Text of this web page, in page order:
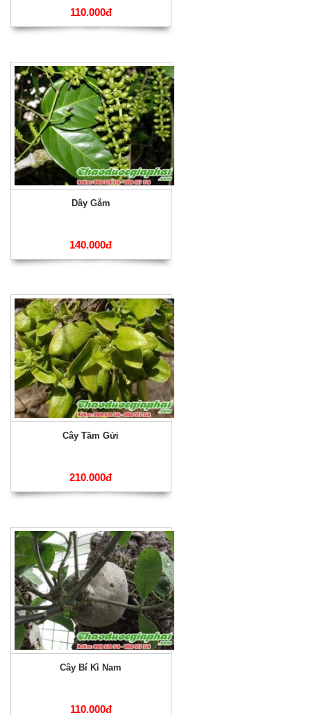
110.000đ
Dây Gắm
140.000đ
Cây Tầm Gửi
210.000đ
Cây Bí Kì Nam
110.000đ